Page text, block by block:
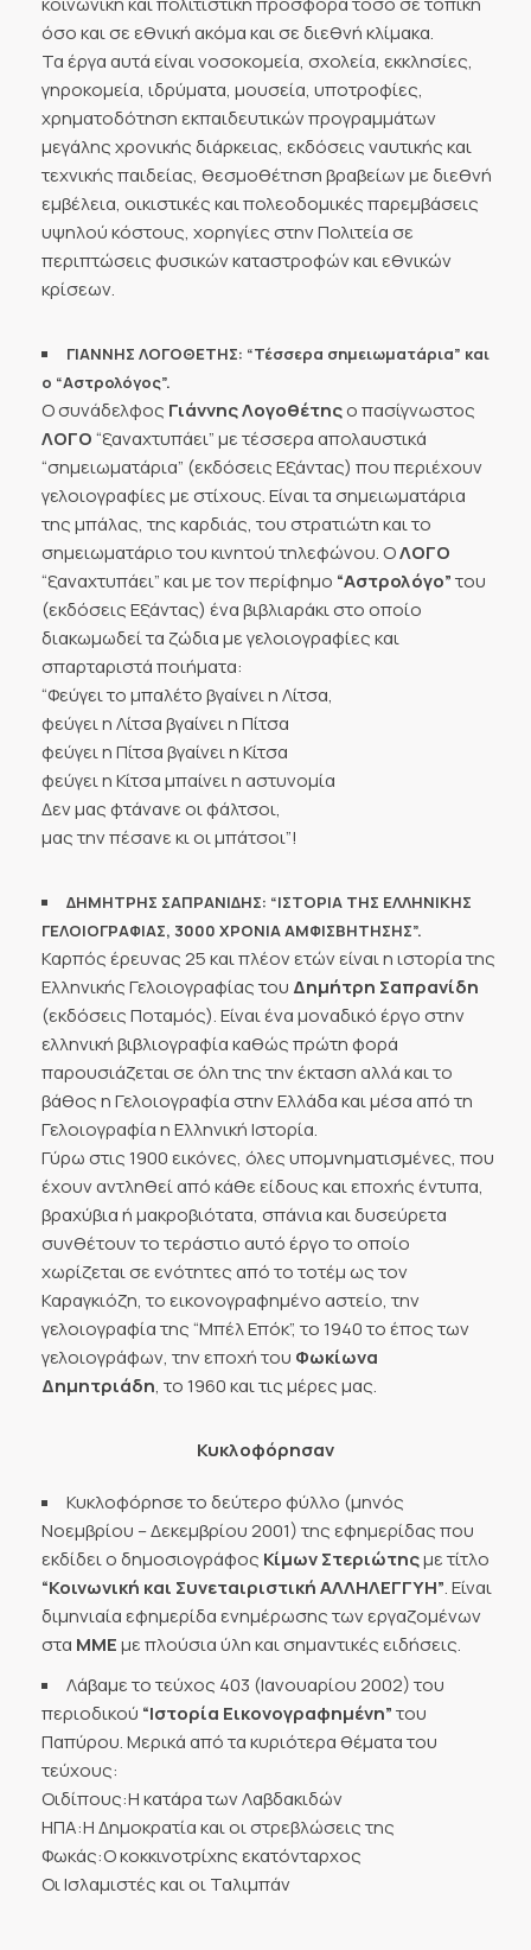
όσο και σε εθνική ακόμα και σε διεθνή κλίμακα.
Τα έργα αυτά είναι νοσοκομεία, σχολεία, εκκλησίες,
γηροκομεία, ιδρύματα, μουσεία, υποτροφίες,
χρηματοδότηση εκπαιδευτικών προγραμμάτων
μεγάλης χρονικής διάρκειας, εκδόσεις ναυτικής και
τεχνικής παιδείας, θεσμοθέτηση βραβείων με διεθνή
εμβέλεια, οικιστικές και πολεοδομικές παρεμβάσεις
υψηλού κόστους, χορηγίες στην Πολιτεία σε
περιπτώσεις φυσικών καταστροφών και εθνικών
κρίσεων.
ΓΙΑΝΝΗΣ ΛΟΓΟΘΕΤΗΣ: “Τέσσερα σημειωματάρια” και
ο “Αστρολόγος”.
Ο συνάδελφος Γιάννης Λογοθέτηςο πασίγνωστος
ΛΟΓΟ“ξαναχτυπάει” με τέσσερα απολαυστικά
“σημειωματάρια” (εκδόσεις Εξάντας) που περιέχουν
γελοιογραφίες με στίχους. Είναι τα σημειωματάρια
της μπάλας, της καρδιάς, του στρατιώτη και το
σημειωματάριο του κινητού τηλεφώνου. ΟΛΟΓΟ
“ξαναχτυπάει” και με τον περίφημο “Αστρολόγο”του
(εκδόσεις Εξάντας) ένα βιβλιαράκι στο οποίο
διακωμωδεί τα ζώδια με γελοιογραφίες και
σπαρταριστά ποιήματα:
“Φεύγει το μπαλέτο βγαίνει η Λίτσα,
φεύγει η Λίτσα βγαίνει η Πίτσα
φεύγει η Πίτσα βγαίνει η Κίτσα
φεύγει η Κίτσα μπαίνει η αστυνομία
Δεν μας φτάνανε οι φάλτσοι,
μας την πέσανε κι οι μπάτσοι”!
ΔΗΜΗΤΡΗΣ ΣΑΠΡΑΝΙΔΗΣ: “ΙΣΤΟΡΙΑ ΤΗΣ ΕΛΛΗΝΙΚΗΣ
ΓΕΛΟΙΟΓΡΑΦΙΑΣ, 3000 ΧΡΟΝΙΑ ΑΜΦΙΣΒΗΤΗΣΗΣ”.
Καρπός έρευνας 25 και πλέον ετών είναι η ιστορία της
Ελληνικής Γελοιογραφίας του Δημήτρη Σαπρανίδη
(εκδόσεις Ποταμός). Είναι ένα μοναδικό έργο στην
ελληνική βιβλιογραφία καθώς πρώτη φορά
παρουσιάζεται σε όλη της την έκταση αλλά και το
βάθος η Γελοιογραφία στην Ελλάδα και μέσα από τη
Γελοιογραφία η Ελληνική Ιστορία.
Γύρω στις 1900 εικόνες, όλες υπομνηματισμένες, που
έχουν αντληθεί από κάθε είδους και εποχής έντυπα,
βραχύβια ή μακροβιότατα, σπάνια και δυσεύρετα
συνθέτουν το τεράστιο αυτό έργο το οποίο
χωρίζεται σε ενότητες από το τοτέμ ως τον
Καραγκιόζη, το εικονογραφημένο αστείο, την
γελοιογραφία της “Μπέλ Επόκ”, το 1940 το έπος των
γελοιογράφων, την εποχή του Φωκίωνα
Δημητριάδη, το 1960 και τις μέρες μας.
Κυκλοφόρησαν
Κυκλοφόρησε το δεύτερο φύλλο (μηνός
Νοεμβρίου – Δεκεμβρίου 2001) της εφημερίδας που
εκδίδει ο δημοσιογράφος Κίμων Στεριώτηςμε τίτλο
“Κοινωνική και Συνεταιριστική ΑΛΛΗΛΕΓΓΥΗ”. Είναι
διμηνιαία εφημερίδα ενημέρωσης των εργαζομένων
στα ΜΜΕμε πλούσια ύλη και σημαντικές ειδήσεις.
Λάβαμε το τεύχος 403 (Ιανουαρίου 2002) του
περιοδικού “Ιστορία Εικονογραφημένη”του
Παπύρου. Μερικά από τα κυριότερα θέματα του
τεύχους:
Οιδίπους:Η κατάρα των Λαβδακιδών
ΗΠΑ:Η Δημοκρατία και οι στρεβλώσεις της
Φωκάς:Ο κοκκινοτρίχης εκατόνταρχος
Οι Ισλαμιστές και οι Ταλιμπάν